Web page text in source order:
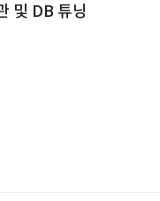
및 DB 튜닝